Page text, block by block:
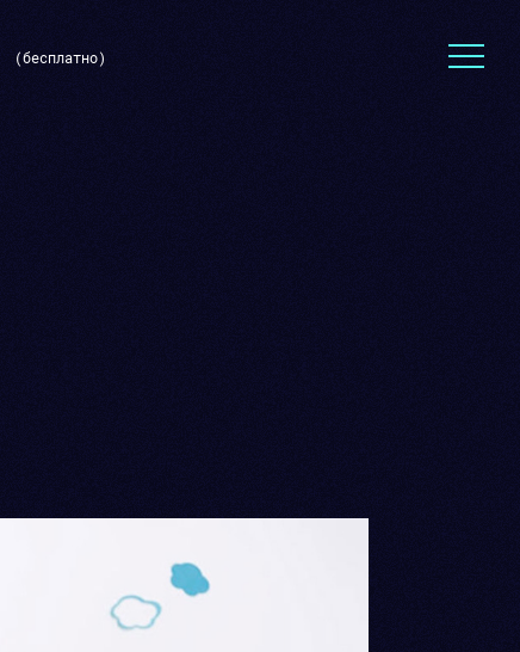
(бесплатно)